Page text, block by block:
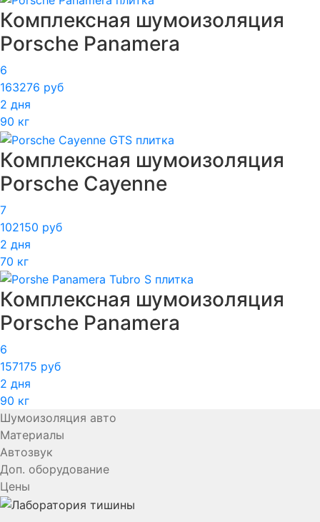
Комплексная шумоизоляция
Porsche Panamera
6
163276 руб
2 дня
90 кг
Комплексная шумоизоляция
Porsche Cayenne
7
102150 руб
2 дня
70 кг
Комплексная шумоизоляция
Porsche Panamera
6
157175 руб
2 дня
90 кг
Шумоизоляция авто
Материалы
Автозвук
Доп. оборудование
Цены